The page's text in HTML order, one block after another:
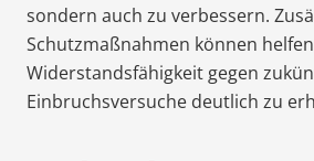
sondern auch zu verbessern.
Schutzmaßnahmen können
Widerstandsfähigkeit gegen
Einbruchsversuche deutlich zu